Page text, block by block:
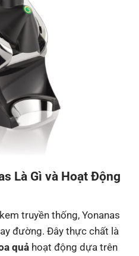
Là Gì và Hoạt Động
truyền thống, Yonanas
đường. Đây thực chất là
quả hoạt động dựa trên